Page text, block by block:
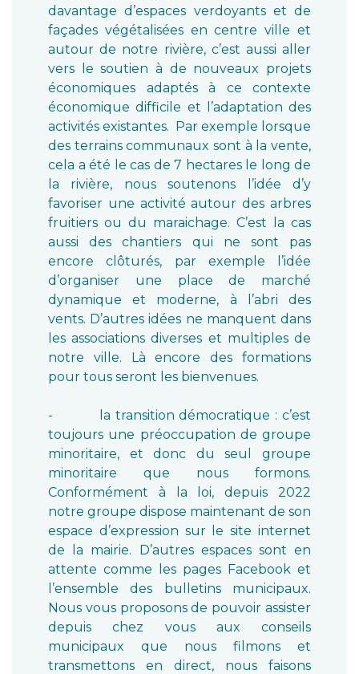
davantage d’espaces verdoyants et de
façades végétalisées en centre ville et
autour de notre rivière, c’est aussi aller
vers le soutien à de nouveaux projets
économiques adaptés à ce contexte
économique difficile et l’adaptation des
activités existantes. Par exemple lorsque
des terrains communaux sont à la vente,
cela a été le cas de 7 hectares le long de
la rivière, nous soutenons l’idée d’y
favoriser une activité autour des arbres
fruitiers ou du maraichage. C’est la cas
aussi des chantiers qui ne sont pas
encore clôturés, par exemple l’idée
d’organiser une place de marché
dynamique et moderne, à l’abri des
vents. D’autres idées ne manquent dans
les associations diverses et multiples de
notre ville. Là encore des formations
pour tous seront les bienvenues.
- la transition démocratique : c’est
toujours une préoccupation de groupe
minoritaire, et donc du seul groupe
minoritaire que nous formons.
Conformément à la loi, depuis 2022
notre groupe dispose maintenant de son
espace d’expression sur le site internet
de la mairie. D’autres espaces sont en
attente comme les pages Facebook et
l’ensemble des bulletins municipaux.
Nous vous proposons de pouvoir assister
depuis chez vous aux conseils
municipaux que nous filmons et
transmettons en direct, nous faisons